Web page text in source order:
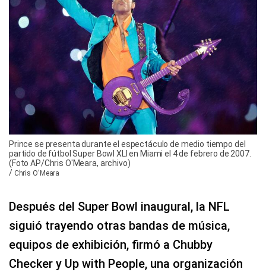
Prince se presenta durante el espectáculo de medio tiempo del
partido de fútbol Super Bowl XLI en Miami el 4 de febrero de 2007.
(Foto AP/Chris O'Meara, archivo)
/ Chris O'Meara
Después del Super Bowl inaugural, la NFL
siguió trayendo otras bandas de música,
equipos de exhibición, firmó a Chubby
Checker y Up with People, una organización